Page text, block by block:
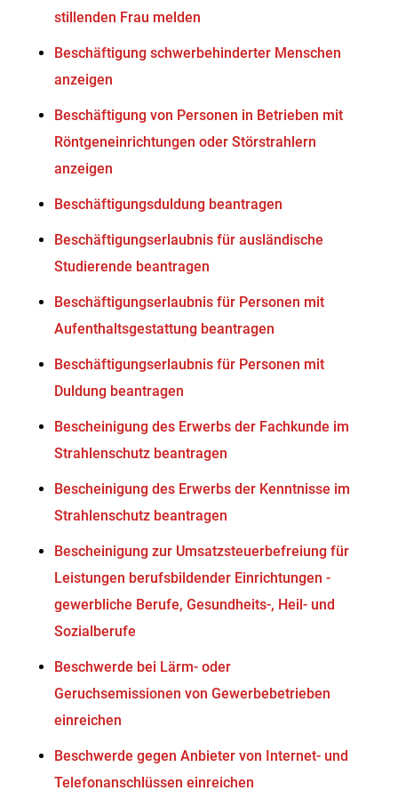
stillenden Frau melden
Beschäftigung schwerbehinderter Menschen
anzeigen
Beschäftigung von Personen in Betrieben mit
Röntgeneinrichtungen oder Störstrahlern
anzeigen
Beschäftigungsduldung beantragen
Beschäftigungserlaubnis für ausländische
Studierende beantragen
Beschäftigungserlaubnis für Personen mit
Aufenthaltsgestattung beantragen
Beschäftigungserlaubnis für Personen mit
Duldung beantragen
Bescheinigung des Erwerbs der Fachkunde im
Strahlenschutz beantragen
Bescheinigung des Erwerbs der Kenntnisse im
Strahlenschutz beantragen
Bescheinigung zur Umsatzsteuerbefreiung für
Leistungen berufsbildender Einrichtungen -
gewerbliche Berufe, Gesundheits-, Heil- und
Sozialberufe
Beschwerde bei Lärm- oder
Geruchsemissionen von Gewerbebetrieben
einreichen
Beschwerde gegen Anbieter von Internet- und
Telefonanschlüssen einreichen